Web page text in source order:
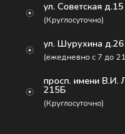
ул. Советская д.15
(Круглосуточно)
ул. Шурухина д.26
(ежедневно с 7 до
просп. имени В.И.
215Б
(Круглосуточно)